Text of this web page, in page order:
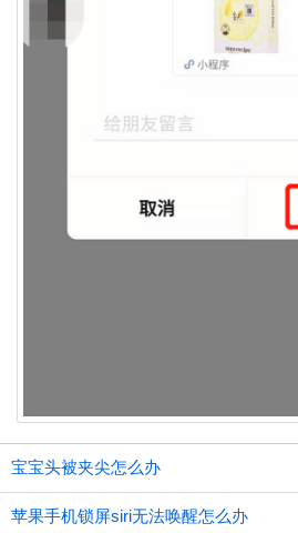
宝宝头被夹尖怎么办
苹果手机锁屏siri无法唤醒怎么办